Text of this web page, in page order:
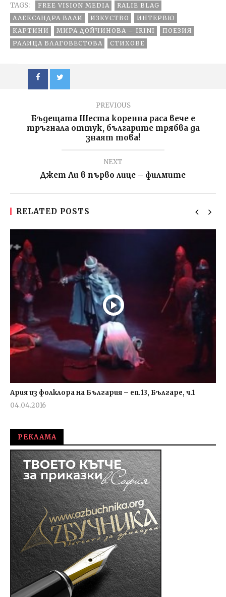
когато го
четеш, то
просто да се
лее
TAGS: FREE VISION MEDIA
RALIE BLAG
АЛЕКСАНДРА ВАЛИ
ИЗКУСТВО
ИНТЕРВЮ
КАРТИНИ
МИРА ДОЙЧИНОВА – IRINI
ПОЕЗИЯ
РАЛИЦА БЛАГОВЕСТОВА
СТИХОВЕ
PREVIOUS
Бъдещата Шеста коренна раса вече е
тръгнала оттук, българите трябва да
знаят това!
NEXT
Джет Ли в първо лице – филмите
RELATED POSTS
Ария из фолклора на България – еп.13, Българе, ч.1
04.04.2016
РЕКЛАМА